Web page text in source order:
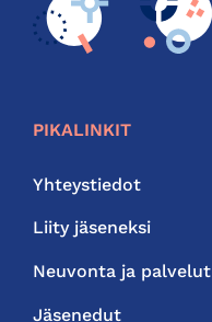
PIKALINKIT
Yhteystiedot
Liity jäseneksi
Neuvonta ja palvelut
Jäsenedut